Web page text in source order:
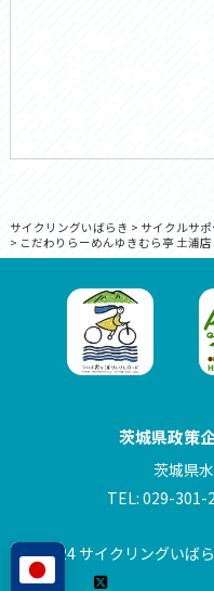
サイクリングいばらき > サイクルサ
> こだわりらーめんゆきむら亭 土浦店
茨城県政策
茨城県
TEL: 029-301-
© 2024 サイクリングいば